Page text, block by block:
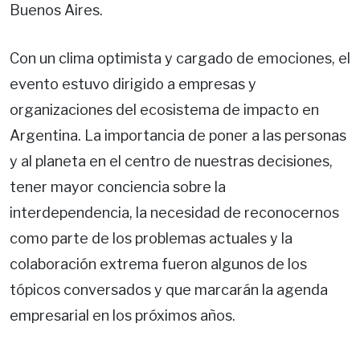
Buenos Aires.
Con un clima optimista y cargado de emociones, el
evento estuvo dirigido a empresas y
organizaciones del ecosistema de impacto en
Argentina. La importancia de poner a las personas
y al planeta en el centro de nuestras decisiones,
tener mayor conciencia sobre la
interdependencia, la necesidad de reconocernos
como parte de los problemas actuales y la
colaboración extrema fueron algunos de los
tópicos conversados y que marcarán la agenda
empresarial en los próximos años.